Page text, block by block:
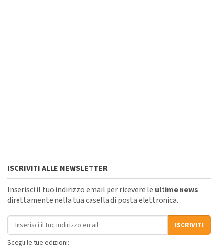
ISCRIVITI ALLE NEWSLETTER
Inserisci il tuo indirizzo email per ricevere le ultime news
direttamente nella tua casella di posta elettronica.
Indirizzo email
ISCRIVITI
Scegli le tue edizioni: